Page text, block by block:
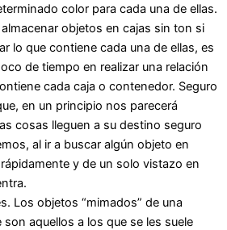
color para cada una de ellas.
objetos en cajas sin ton si
lo que contiene cada una de ellas, es
de tiempo en realizar una relación
cada caja o contenedor. Seguro
en un principio nos parecerá
cosas lleguen a su destino seguro
al ir a buscar algún objeto en
y de un solo vistazo en
Los objetos “mimados” de una
son aquellos a los que se les suele